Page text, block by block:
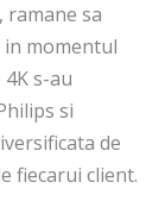
ramane sa
in momentul
s-au
si
de
fiecarui client.